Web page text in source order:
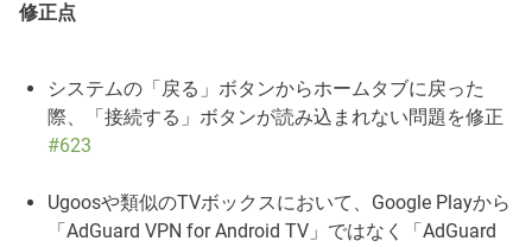
修正点
システムの「戻る」ボタンからホームタブに戻った
際、「接続する」ボタンが読み込まれない問題を修正
#623
Ugoosや類似のTVボックスにおいて、Google Playから
「AdGuard VPN for Android TV」ではなく「AdGuard